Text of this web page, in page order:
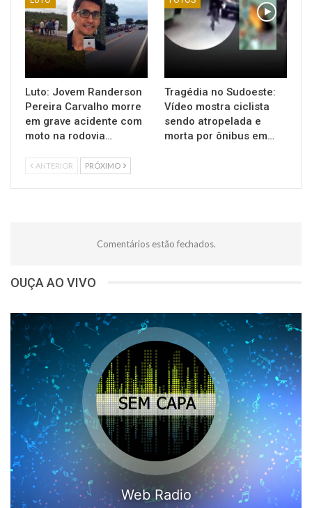
Luto: Jovem Randerson
Pereira Carvalho morre
em grave acidente com
moto na rodovia…
Tragédia no Sudoeste:
Vídeo mostra ciclista
sendo atropelada e
morta por ônibus em…
ANTERIOR PRÓXIMO
Comentários estão fechados.
OUÇA AO VIVO